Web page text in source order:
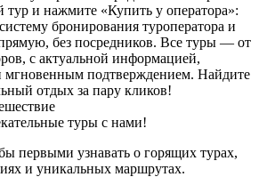
и нажмите «Купить у оператора»:
бронирования туроператора и
без посредников. Все туры — от
с актуальной информацией,
мгновенным подтверждением. Найдите
отдых за пару кликов!
туры с нами!
первыми узнавать о горящих турах,
и уникальных маршрутах.